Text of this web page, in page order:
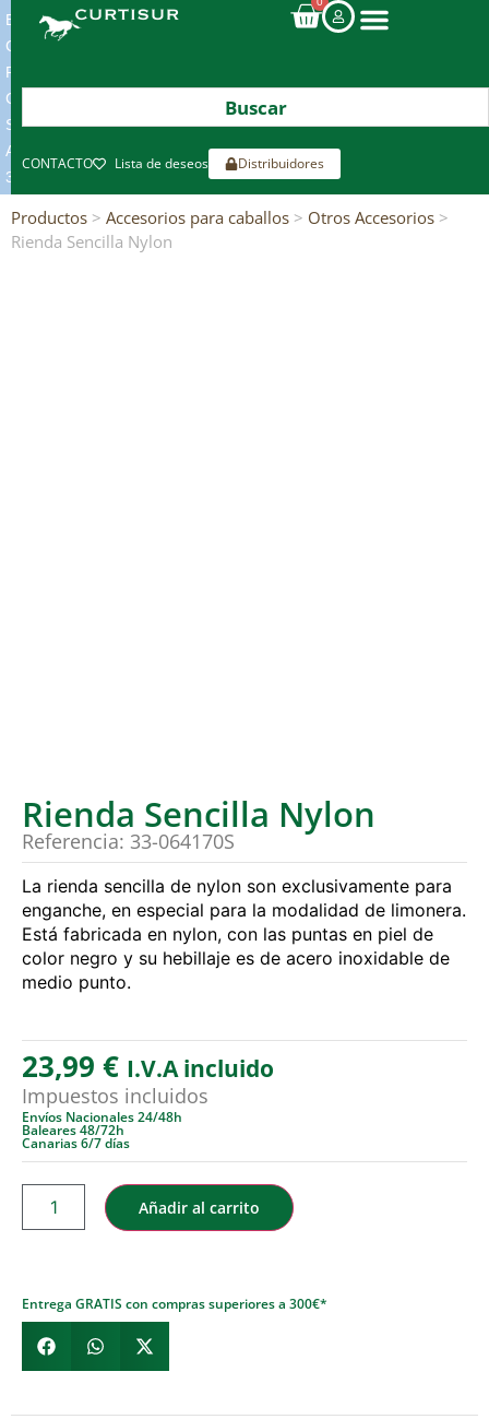
ENVIOS
GRATIS
POR
COMPRAS
SUPERIORES
A
300€*
CONTACTO Lista de deseos Distribuidores
Productos > Accesorios para caballos > Otros Accesorios >
Rienda Sencilla Nylon
Rienda Sencilla Nylon
Referencia: 33-064170S
La rienda sencilla de nylon son exclusivamente para
enganche, en especial para la modalidad de limonera.
Está fabricada en nylon, con las puntas en piel de
color negro y su hebillaje es de acero inoxidable de
medio punto.
23,99 € I.V.A incluido
Impuestos incluidos
Envíos Nacionales 24/48h
Baleares 48/72h
Canarias 6/7 días
Añadir al carrito
Entrega GRATIS con compras superiores a 300€*